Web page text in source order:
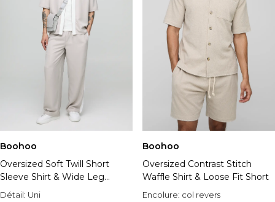
Boohoo
Oversized Soft Twill Short
Sleeve Shirt & Wide Leg
Trouser Set
Détail: Uni
Boohoo
Oversized Contrast Stitch
Waffle Shirt & Loose Fit Short
Encolure: col revers